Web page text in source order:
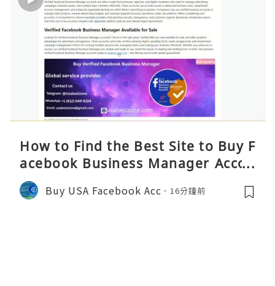
How to Find the Best Site to Buy F
acebook Business Manager Accou
nts 2026 – Complete Reality Guide
Buy USA Facebook Acc 16分鐘前